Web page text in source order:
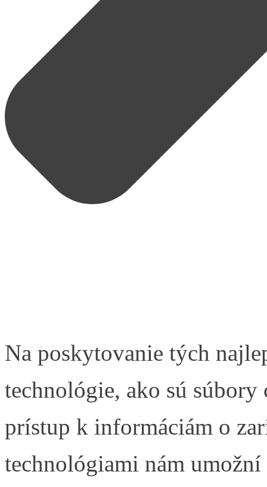
Na poskytovanie tých
technológie, ako sú súbory
prístup k informáciám o
technológiami nám